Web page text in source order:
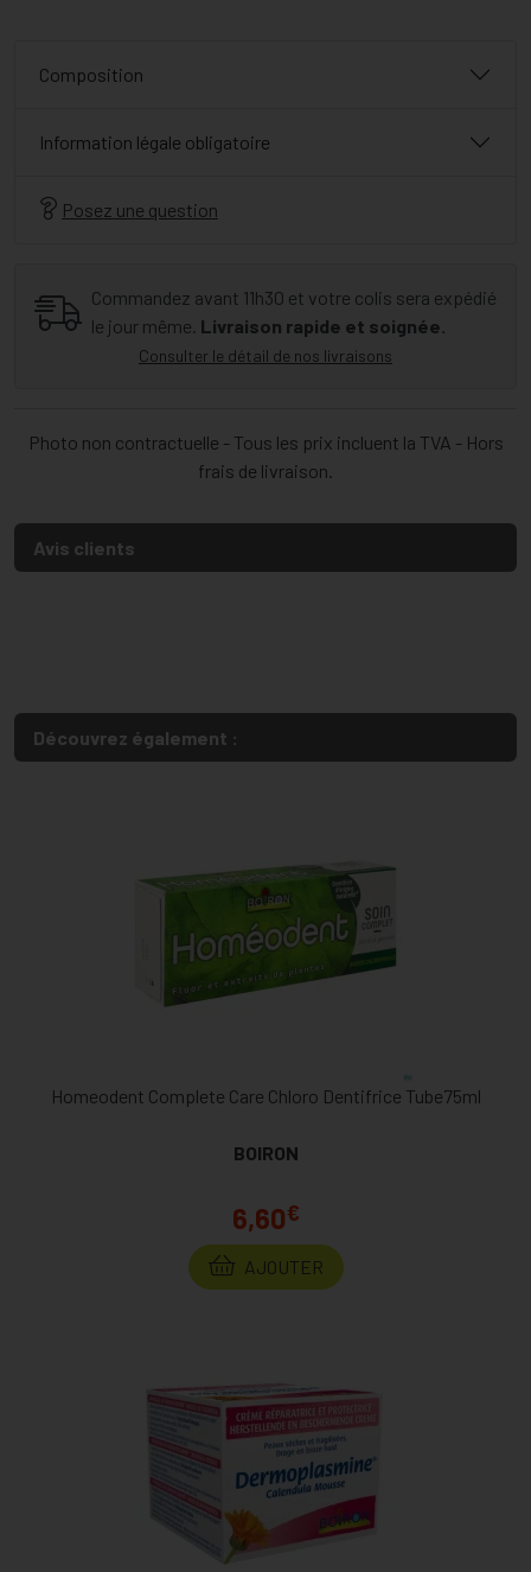
Composition
Information légale obligatoire
Posez une question
Commandez avant 11h30 et votre colis sera expédié
le jour même. Livraison rapide et soignée.
Consulter le détail de nos livraisons
Photo non contractuelle - Tous les prix incluent la TVA - Hors
frais de livraison.
Avis clients
Découvrez également :
Homeodent Complete Care Chloro Dentifrice Tube75ml
BOIRON
6,60€
AJOUTER